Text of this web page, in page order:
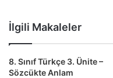
İlgili Makaleler
8. Sınıf Türkçe 3. Ünite –
Sözcükte Anlam